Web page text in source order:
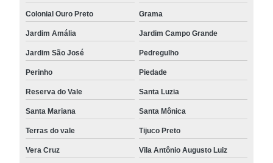
Colonial Ouro Preto Grama
Jardim Amália Jardim Campo Grande
Jardim São José Pedregulho
Perinho Piedade
Reserva do Vale Santa Luzia
Santa Mariana Santa Mônica
Terras do vale Tijuco Preto
Vera Cruz Vila Antônio Augusto Luiz